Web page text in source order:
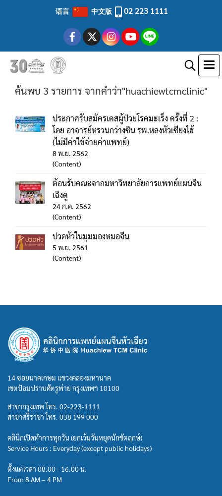
语言 中文版 02 223 1111
ค้นพบ 3 รายการ จากคำว่า"huachiewtcmclinic"
ประกาศรับสมัครเคสผู้ป่วยโรคมะเร็ง ครั้งที่ 2 :
โดย อาจารย์หรวนกว่างซิน รพ.หลงหัวเซียงไฮ้
(ไม่มีค่าใช้จ่ายค่าแพทย์)
8 พ.ย. 2562
(Content)
ต้อนรับคณะจากมหาวิทยาลัยการแพทย์แผนจีน
เฉิงตู
24 ก.ค. 2562
(Content)
ปวดหัวในมุมมองหมอจีน
5 พ.ย. 2561
(Content)
14 ซอยนาคเกษม แขวงคลองมหานาค
เขตป้อมปราบศัตรูพ่าย กรุงเทพฯ 10100
สาขากรุงเทพ โทร. 02-223-1111
สาขาศรีราชา โทร. 038 199 000
คลินิกเปิดทำการทุกวัน (ยกเว้นวันหยุดนักขัตฤกษ์)
Service Hours : Everyday (except public holidays)
ตั้งแต่เวลา 08.00 - 16.00 น.
From 8 AM – 4 PM